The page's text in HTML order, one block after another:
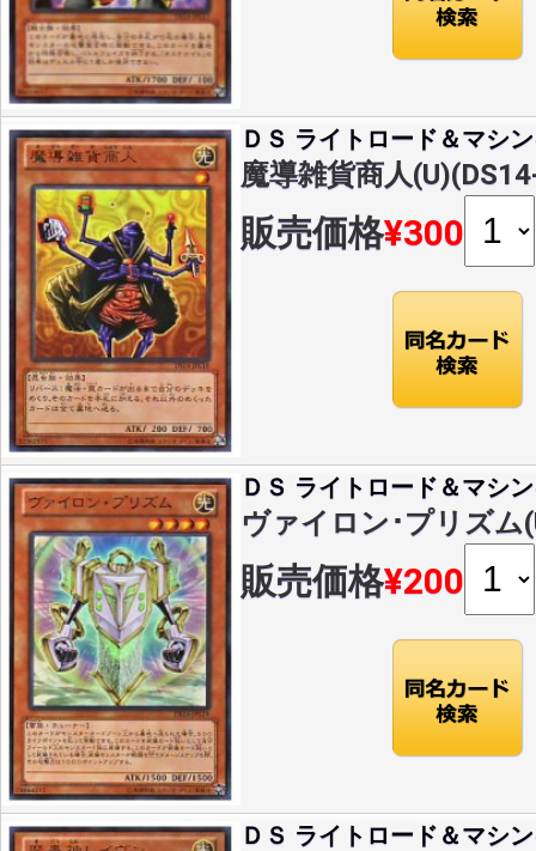
ＤＳ ライトロード＆マシ
魔導雑貨商人
販売価格¥300
ＤＳ ライトロード＆マシ
ヴァイロン･プリズム
販売価格¥200
ＤＳ ライトロード＆マシ